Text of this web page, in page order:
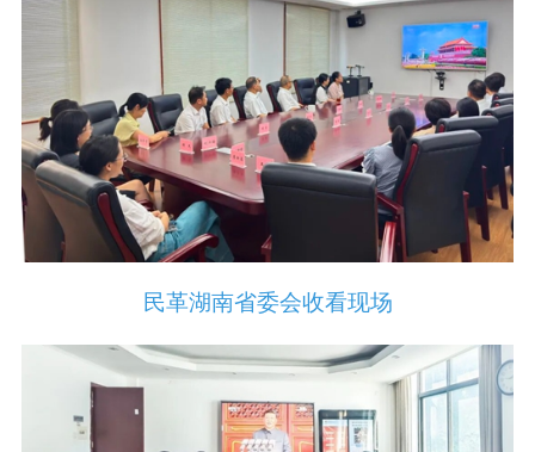
民革湖南省委会收看现场